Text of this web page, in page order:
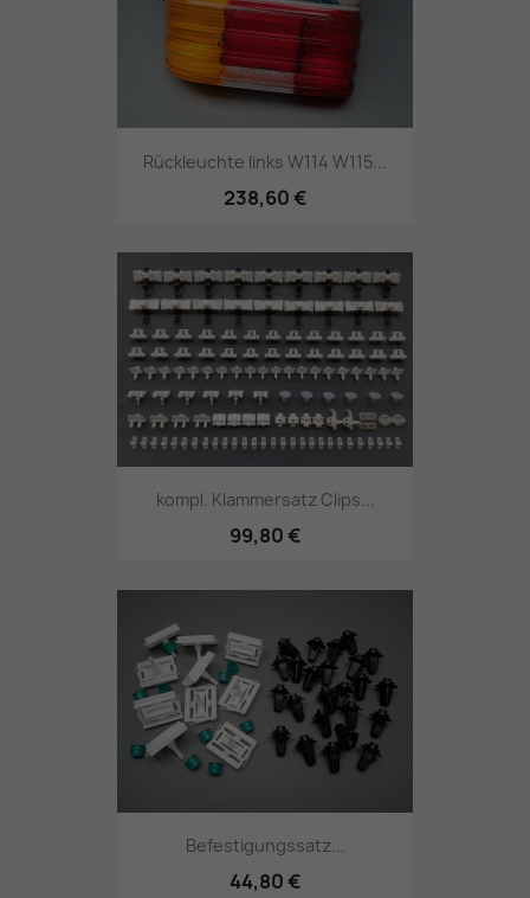
Rückleuchte links W114 W115...
238,60 €
kompl. Klammersatz Clips...
99,80 €
Befestigungssatz...
44,80 €